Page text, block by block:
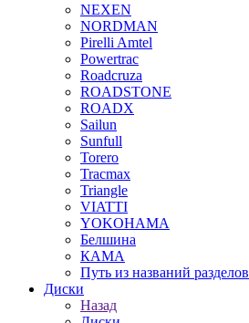
NEXEN
NORDMAN
Pirelli Amtel
Powertrac
Roadcruza
ROADSTONE
ROADX
Sailun
Sunfull
Torero
Tracmax
Triangle
VIATTI
YOKOHAMA
Белшина
КАМА
Путь из названий разделов
Диски
Назад